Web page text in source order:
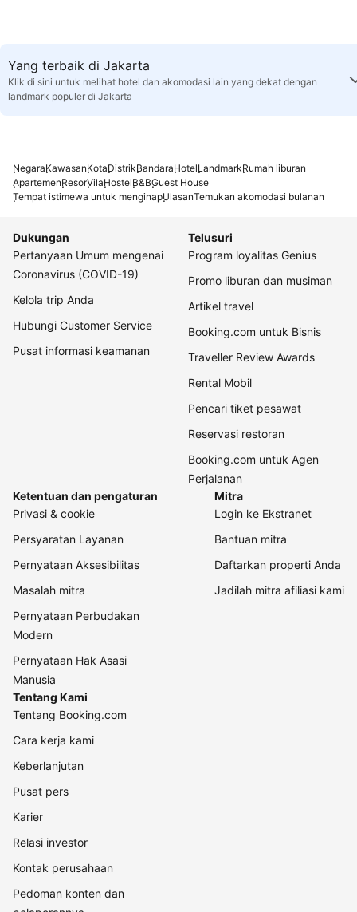
Yang terbaik di Jakarta
Klik di sini untuk melihat hotel dan akomodasi lain yang dekat dengan
landmark populer di Jakarta
NegaraKawasanKotaDistrikBandaraHotelLandmarkRumah liburan
ApartemenResorVilaHostelB&BGuest House
Tempat istimewa untuk menginapUlasanTemukan akomodasi bulanan
Dukungan
Pertanyaan Umum mengenai
Coronavirus (COVID-19)
Kelola trip Anda
Hubungi Customer Service
Pusat informasi keamanan
Telusuri
Program loyalitas Genius
Promo liburan dan musiman
Artikel travel
Booking.com untuk Bisnis
Traveller Review Awards
Rental Mobil
Pencari tiket pesawat
Reservasi restoran
Booking.com untuk Agen
Perjalanan
Ketentuan dan pengaturan
Privasi & cookie
Persyaratan Layanan
Pernyataan Aksesibilitas
Masalah mitra
Pernyataan Perbudakan
Modern
Pernyataan Hak Asasi
Manusia
Mitra
Login ke Ekstranet
Bantuan mitra
Daftarkan properti Anda
Jadilah mitra afiliasi kami
Tentang Kami
Tentang Booking.com
Cara kerja kami
Keberlanjutan
Pusat pers
Karier
Relasi investor
Kontak perusahaan
Pedoman konten dan